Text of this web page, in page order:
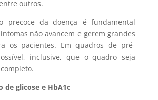
outros.
precoce da doença é fundamental
não avancem e gerem grandes
os pacientes. Em quadros de pré-
inclusive, que o quadro seja
de glicose e HbA1c